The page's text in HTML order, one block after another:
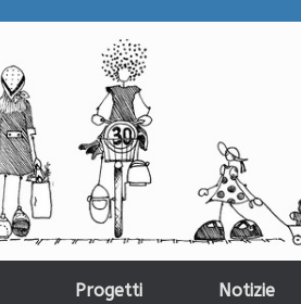
Progetti Notizie